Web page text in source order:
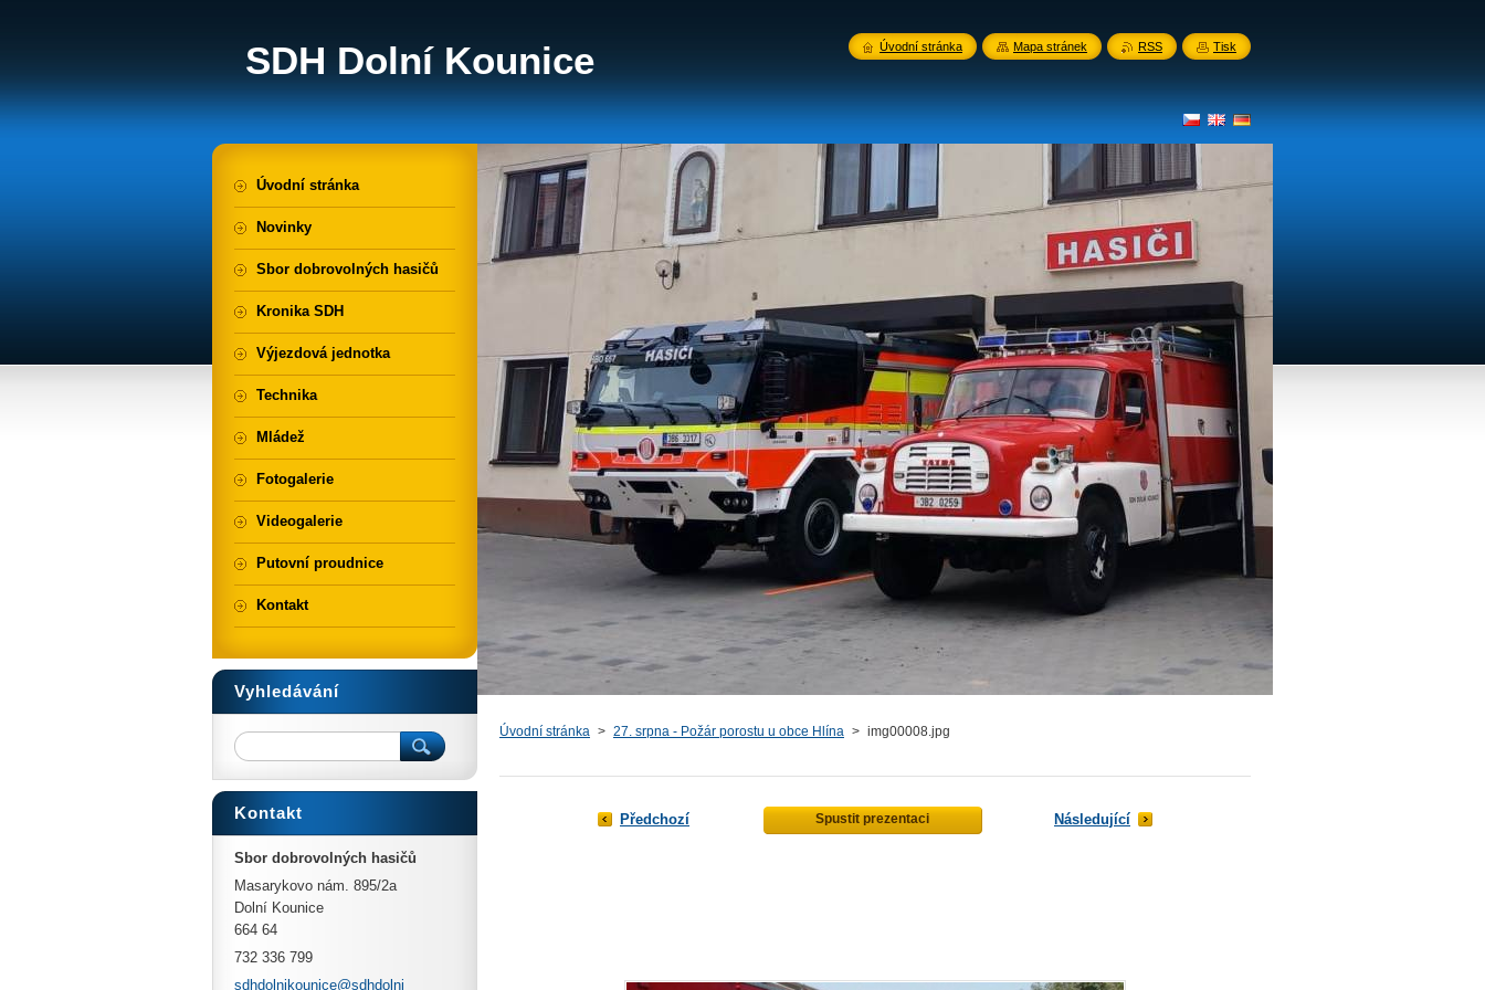
SDH Dolní Kounice
Úvodní stránka > 27. srpna - Požár porostu u obce Hlína > img00008.jpg
Předchozí Spustit prezentaci Následující
Úvodní stránka
Novinky
Sbor dobrovolných hasičů
Kronika SDH
Výjezdová jednotka
Technika
Mládež
Fotogalerie
Videogalerie
Putovní proudnice
Kontakt
Vyhledávání
Kontakt
Sbor dobrovolných hasičů
Masarykovo nám. 895/2a
Dolní Kounice
664 64
732 336 799
sdhdolni kounice@sdhdolni
Úvodní stránka Mapa stránek RSS Tisk